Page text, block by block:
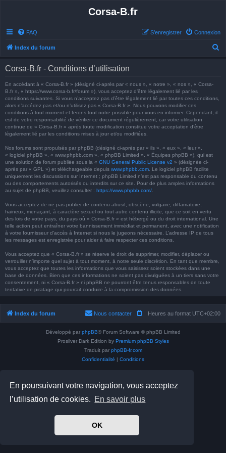
En poursuivant votre navigation, vous acceptez
l’utilisation de cookies. En savoir plus
OK
Corsa-B.fr
FAQ Connexion
S’enregistrer
Index du forum
Corsa-B.fr - Conditions d’utilisation
En accédant à « Corsa-B.fr » (désigné ci-après par « nous », « notre », « nos », « Corsa-
B.fr », « https://www.corsa-b.fr/forum »), vous acceptez d’être légalement lié par les
conditions suivantes. Si vous n’acceptez pas d’être légalement lié par toutes ces conditions,
alors n’accédez pas et/ou n’utilisez pas « Corsa-B.fr ». Nous pouvons modifier ces
conditions à tout moment et ferons tout notre possible pour vous en informer. Cependant, il
est de votre responsabilité de vérifier ce document régulièrement, car votre utilisation
continue de « Corsa-B.fr » après toute modification constitue votre acceptation d’être
légalement lié par les conditions mises à jour et/ou modifiées.
Nos forums sont propulsés par phpBB (désigné ci-après par « ils », « eux », « leur »,
« logiciel phpBB », « www.phpbb.com », « phpBB Limited », « Équipes phpBB »), qui est
une solution de forum publiée sous la « GNU General Public License v2 » (désignée ci-
après par « GPL ») et téléchargeable depuis www.phpbb.com . Le logiciel phpBB facilite
uniquement les discussions sur Internet ; phpBB Limited n’est pas responsable du contenu
ou des comportements autorisés ou interdits sur ce site. Pour de plus amples informations
au sujet de phpBB, veuillez consulter : https://www.phpbb.com/
Vous acceptez de ne pas publier de contenu abusif, obscène, vulgaire, diffamatoire,
haineux, menaçant, à caractère sexuel ou tout autre contenu illicite, que ce soit en vertu
des lois de votre pays, du pays où « Corsa-B.fr » est hébergé ou du droit international. Une
telle action peut entraîner votre bannissement immédiat et permanent, avec une notification
à votre fournisseur d’accès à Internet si nous le jugeons nécessaire. L’adresse IP de tous
les messages est enregistrée pour aider à faire respecter ces conditions.
Vous acceptez que « Corsa-B.fr » se réserve le droit de supprimer, modifier, déplacer ou
verrouiller n’importe quel sujet à tout moment, à notre seule discrétion. En tant que membre,
vous acceptez que toutes les informations que vous saisissez soient stockées dans une
base de données. Bien que ces informations ne soient pas divulguées à un tiers sans votre
consentement, ni « Corsa-B.fr » ni phpBB ne pourront être tenus responsables de toute
tentative de piratage qui pourrait conduire à la compromission des données.
Index du forum Heures au format UTC+02:00
Nous contacter
Développé par phpBB® Forum Software © phpBB Limited
Prosilver Dark Edition by Premium phpBB Styles
Traduit par phpBB-fr.com
Confidentialité | Conditions